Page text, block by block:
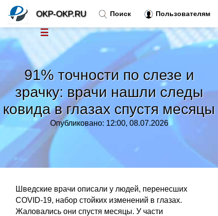
91% точности по слезе и
зрачку: врачи нашли следы
ковида в глазах спустя месяцы
Опубликовано: 12:00, 08.07.2026
Шведские врачи описали у людей, перенесших
COVID-19, набор стойких изменений в глазах.
Жаловались они спустя месяцы. У части
Поиск Пользователям
OKP-OKP.RU
☰
Новости
Тренды новостей »
Рубрики»
Правила »
Контакт»